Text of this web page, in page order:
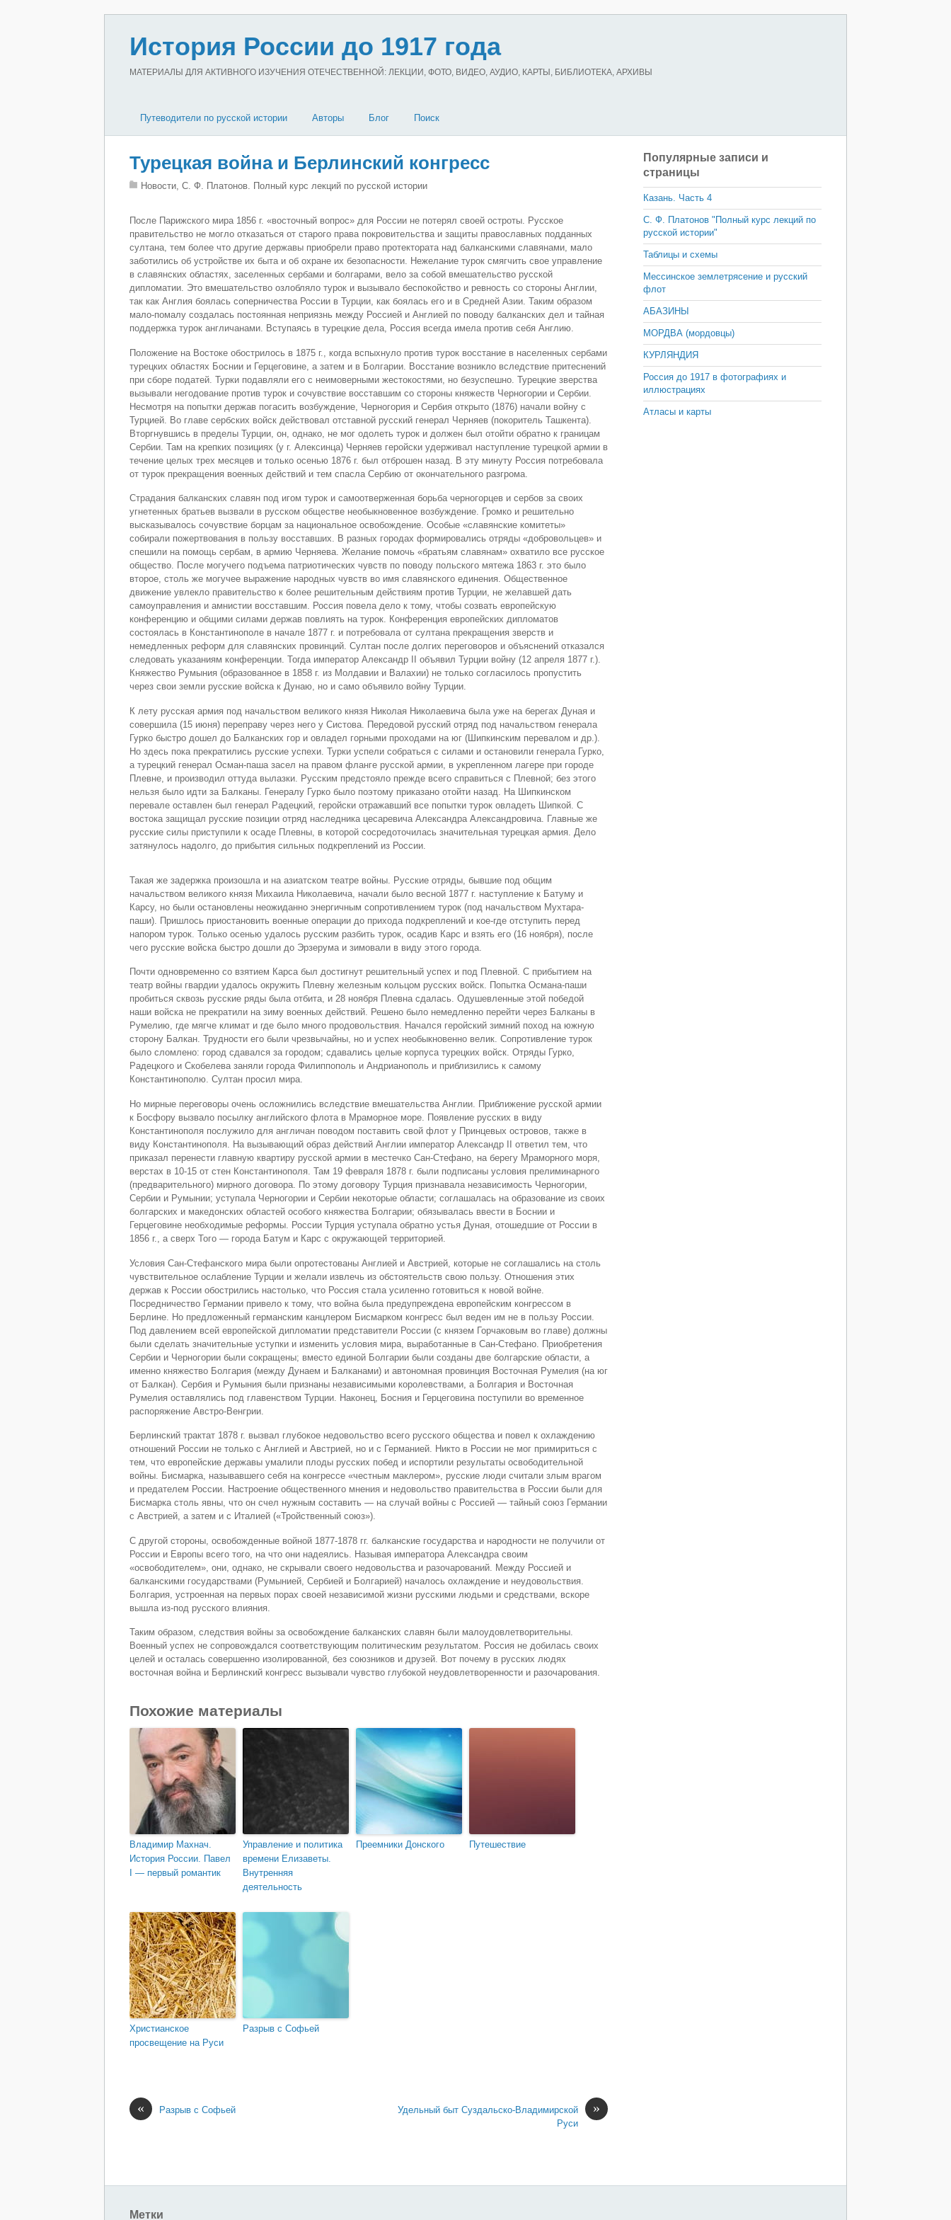
История России до 1917 года
МАТЕРИАЛЫ ДЛЯ АКТИВНОГО ИЗУЧЕНИЯ ОТЕЧЕСТВЕННОЙ: ЛЕКЦИИ, ФОТО, ВИДЕО, АУДИО, КАРТЫ, БИБЛИОТЕКА, АРХИВЫ
Путеводители по русской истории Авторы Блог Поиск
Турецкая война и Берлинский конгресс
Новости, С. Ф. Платонов. Полный курс лекций по русской истории
После Парижского мира 1856 г. «восточный вопрос» для России не потерял своей остроты. Русское
правительство не могло отказаться от старого права покровительства и защиты православных подданных
султана, тем более что другие державы приобрели право протектората над балканскими славянами, мало
заботились об устройстве их быта и об охране их безопасности. Нежелание турок смягчить свое управление
в славянских областях, заселенных сербами и болгарами, вело за собой вмешательство русской
дипломатии. Это вмешательство озлобляло турок и вызывало беспокойство и ревность со стороны Англии,
так как Англия боялась соперничества России в Турции, как боялась его и в Средней Азии. Таким образом
мало-помалу создалась постоянная неприязнь между Россией и Англией по поводу балканских дел и тайная
поддержка турок англичанами. Вступаясь в турецкие дела, Россия всегда имела против себя Англию.
Положение на Востоке обострилось в 1875 г., когда вспыхнуло против турок восстание в населенных сербами
турецких областях Боснии и Герцеговине, а затем и в Болгарии. Восстание возникло вследствие притеснений
при сборе податей. Турки подавляли его с неимоверными жестокостями, но безуспешно. Турецкие зверства
вызывали негодование против турок и сочувствие восставшим со стороны княжеств Черногории и Сербии.
Несмотря на попытки держав погасить возбуждение, Черногория и Сербия открыто (1876) начали войну с
Турцией. Во главе сербских войск действовал отставной русский генерал Черняев (покоритель Ташкента).
Вторгнувшись в пределы Турции, он, однако, не мог одолеть турок и должен был отойти обратно к границам
Сербии. Там на крепких позициях (у г. Алексинца) Черняев геройски удерживал наступление турецкой армии в
течение целых трех месяцев и только осенью 1876 г. был отброшен назад. В эту минуту Россия потребовала
от турок прекращения военных действий и тем спасла Сербию от окончательного разгрома.
Страдания балканских славян под игом турок и самоотверженная борьба черногорцев и сербов за своих
угнетенных братьев вызвали в русском обществе необыкновенное возбуждение. Громко и решительно
высказывалось сочувствие борцам за национальное освобождение. Особые «славянские комитеты»
собирали пожертвования в пользу восставших. В разных городах формировались отряды «добровольцев» и
спешили на помощь сербам, в армию Черняева. Желание помочь «братьям славянам» охватило все русское
общество. После могучего подъема патриотических чувств по поводу польского мятежа 1863 г. это было
второе, столь же могучее выражение народных чувств во имя славянского единения. Общественное
движение увлекло правительство к более решительным действиям против Турции, не желавшей дать
самоуправления и амнистии восставшим. Россия повела дело к тому, чтобы созвать европейскую
конференцию и общими силами держав повлиять на турок. Конференция европейских дипломатов
состоялась в Константинополе в начале 1877 г. и потребовала от султана прекращения зверств и
немедленных реформ для славянских провинций. Султан после долгих переговоров и объяснений отказался
следовать указаниям конференции. Тогда император Александр II объявил Турции войну (12 апреля 1877 г.).
Княжество Румыния (образованное в 1858 г. из Молдавии и Валахии) не только согласилось пропустить
через свои земли русские войска к Дунаю, но и само объявило войну Турции.
К лету русская армия под начальством великого князя Николая Николаевича была уже на берегах Дуная и
совершила (15 июня) переправу через него у Систова. Передовой русский отряд под начальством генерала
Гурко быстро дошел до Балканских гор и овладел горными проходами на юг (Шипкинским перевалом и др.).
Но здесь пока прекратились русские успехи. Турки успели собраться с силами и остановили генерала Гурко,
а турецкий генерал Осман-паша засел на правом фланге русской армии, в укрепленном лагере при городе
Плевне, и производил оттуда вылазки. Русским предстояло прежде всего справиться с Плевной; без этого
нельзя было идти за Балканы. Генералу Гурко было поэтому приказано отойти назад. На Шипкинском
перевале оставлен был генерал Радецкий, геройски отражавший все попытки турок овладеть Шипкой. С
востока защищал русские позиции отряд наследника цесаревича Александра Александровича. Главные же
русские силы приступили к осаде Плевны, в которой сосредоточилась значительная турецкая армия. Дело
затянулось надолго, до прибытия сильных подкреплений из России.
Такая же задержка произошла и на азиатском театре войны. Русские отряды, бывшие под общим
начальством великого князя Михаила Николаевича, начали было весной 1877 г. наступление к Батуму и
Карсу, но были остановлены неожиданно энергичным сопротивлением турок (под начальством Мухтара-
паши). Пришлось приостановить военные операции до прихода подкреплений и кое-где отступить перед
напором турок. Только осенью удалось русским разбить турок, осадив Карс и взять его (16 ноября), после
чего русские войска быстро дошли до Эрзерума и зимовали в виду этого города.
Почти одновременно со взятием Карса был достигнут решительный успех и под Плевной. С прибытием на
театр войны гвардии удалось окружить Плевну железным кольцом русских войск. Попытка Османа-паши
пробиться сквозь русские ряды была отбита, и 28 ноября Плевна сдалась. Одушевленные этой победой
наши войска не прекратили на зиму военных действий. Решено было немедленно перейти через Балканы в
Румелию, где мягче климат и где было много продовольствия. Начался геройский зимний поход на южную
сторону Балкан. Трудности его были чрезвычайны, но и успех необыкновенно велик. Сопротивление турок
было сломлено: город сдавался за городом; сдавались целые корпуса турецких войск. Отряды Гурко,
Радецкого и Скобелева заняли города Филиппополь и Андрианополь и приблизились к самому
Константинополю. Султан просил мира.
Но мирные переговоры очень осложнились вследствие вмешательства Англии. Приближение русской армии
к Босфору вызвало посылку английского флота в Мраморное море. Появление русских в виду
Константинополя послужило для англичан поводом поставить свой флот у Принцевых островов, также в
виду Константинополя. На вызывающий образ действий Англии император Александр II ответил тем, что
приказал перенести главную квартиру русской армии в местечко Сан-Стефано, на берегу Мраморного моря,
верстах в 10-15 от стен Константинополя. Там 19 февраля 1878 г. были подписаны условия прелиминарного
(предварительного) мирного договора. По этому договору Турция признавала независимость Черногории,
Сербии и Румынии; уступала Черногории и Сербии некоторые области; соглашалась на образование из своих
болгарских и македонских областей особого княжества Болгарии; обязывалась ввести в Боснии и
Герцеговине необходимые реформы. России Турция уступала обратно устья Дуная, отошедшие от России в
1856 г., а сверх Того — города Батум и Карс с окружающей территорией.
Условия Сан-Стефанского мира были опротестованы Англией и Австрией, которые не соглашались на столь
чувствительное ослабление Турции и желали извлечь из обстоятельств свою пользу. Отношения этих
держав к России обострились настолько, что Россия стала усиленно готовиться к новой войне.
Посредничество Германии привело к тому, что война была предупреждена европейским конгрессом в
Берлине. Но предложенный германским канцлером Бисмарком конгресс был веден им не в пользу России.
Под давлением всей европейской дипломатии представители России (с князем Горчаковым во главе) должны
были сделать значительные уступки и изменить условия мира, выработанные в Сан-Стефано. Приобретения
Сербии и Черногории были сокращены; вместо единой Болгарии были созданы две болгарские области, а
именно княжество Болгария (между Дунаем и Балканами) и автономная провинция Восточная Румелия (на юг
от Балкан). Сербия и Румыния были признаны независимыми королевствами, а Болгария и Восточная
Румелия оставлялись под главенством Турции. Наконец, Босния и Герцеговина поступили во временное
распоряжение Австро-Венгрии.
Берлинский трактат 1878 г. вызвал глубокое недовольство всего русского общества и повел к охлаждению
отношений России не только с Англией и Австрией, но и с Германией. Никто в России не мог примириться с
тем, что европейские державы умалили плоды русских побед и испортили результаты освободительной
войны. Бисмарка, называвшего себя на конгрессе «честным маклером», русские люди считали злым врагом
и предателем России. Настроение общественного мнения и недовольство правительства в России были для
Бисмарка столь явны, что он счел нужным составить — на случай войны с Россией — тайный союз Германии
с Австрией, а затем и с Италией («Тройственный союз»).
С другой стороны, освобожденные войной 1877-1878 гг. балканские государства и народности не получили от
России и Европы всего того, на что они надеялись. Называя императора Александра своим
«освободителем», они, однако, не скрывали своего недовольства и разочарований. Между Россией и
балканскими государствами (Румынией, Сербией и Болгарией) началось охлаждение и неудовольствия.
Болгария, устроенная на первых порах своей независимой жизни русскими людьми и средствами, вскоре
вышла из-под русского влияния.
Таким образом, следствия войны за освобождение балканских славян были малоудовлетворительны.
Военный успех не сопровождался соответствующим политическим результатом. Россия не добилась своих
целей и осталась совершенно изолированной, без союзников и друзей. Вот почему в русских людях
восточная война и Берлинский конгресс вызывали чувство глубокой неудовлетворенности и разочарования.
Похожие материалы
Владимир Махнач.
История России. Павел
I — первый романтик
Управление и политика
времени Елизаветы.
Внутренняя
деятельность
Преемники Донского Путешествие
Христианское
просвещение на Руси
Разрыв с Софьей
« Разрыв с Софьей »
Удельный быт Суздальско-Владимирской
Руси
Популярные записи и
страницы
Казань. Часть 4
С. Ф. Платонов "Полный курс лекций по
русской истории"
Таблицы и схемы
Мессинское землетрясение и русский
флот
АБАЗИНЫ
МОРДВА (мордовцы)
КУРЛЯНДИЯ
Россия до 1917 в фотографиях и
иллюстрациях
Атласы и карты
Метки